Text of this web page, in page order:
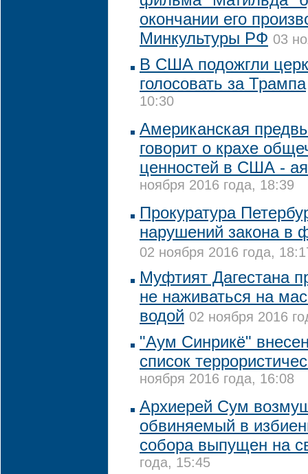
окончании его
Минкультуры РФ 03
В США подожгли
голосовать за Трампа
10:30
Американская
говорит о крахе
ценностей в США -
ноября 2016 года, 18:39
Прокуратура
нарушений закона в
02 ноября 2016 года,
Муфтият Дагестана
не наживаться на
водой 02 ноября 2016
"Аум Синрикё"
список
ноября 2016 года, 16:08
Архиерей Сум
обвиняемый в
собора выпущен на
года, 15:45